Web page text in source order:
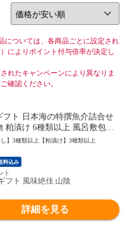
については、各商品ごとに設定され
によりポイント付与倍率が決定し
れたキャンペーンにより異なりま
確認ください。
フト 日本海の特撰魚介詰合せ
粕漬け 6種類以上 風呂敷包み
無料（北海道・沖縄を除く）
し】3種類以上【粕漬け】3種類以上
料込み
フト 風味絶佳.山陰
詳細を見る